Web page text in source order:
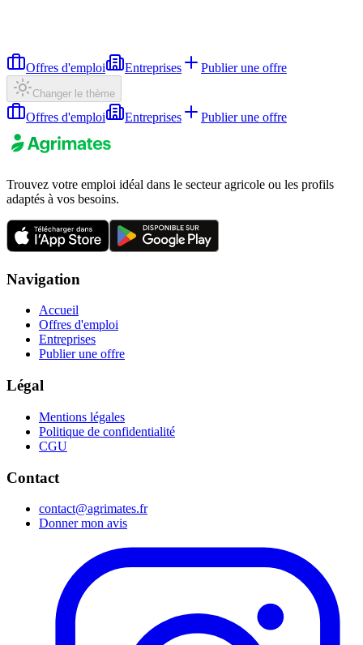
Offres d'emploi Entreprises Publier une offre
Changer le thème
Offres d'emploi Entreprises Publier une offre
Trouvez votre emploi idéal dans le secteur agricole ou les profils
adaptés à vos besoins.
Navigation
Accueil
Offres d'emploi
Entreprises
Publier une offre
Légal
Mentions légales
Politique de confidentialité
CGU
Contact
contact@agrimates.fr
Donner mon avis